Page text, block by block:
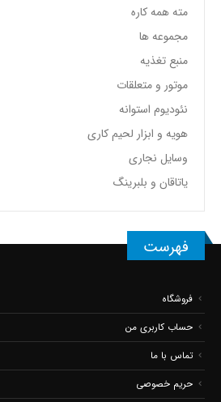
مته همه کاره
مجموعه ها
منبع تغذیه
موتور و متعلقات
نئودیوم استوانه
هویه و ابزار لحیم کاری
وسایل نجاری
یاتاقان و بلبرینگ
فهرست
فروشگاه
حساب کاربری من
تماس با ما
حریم خصوصی